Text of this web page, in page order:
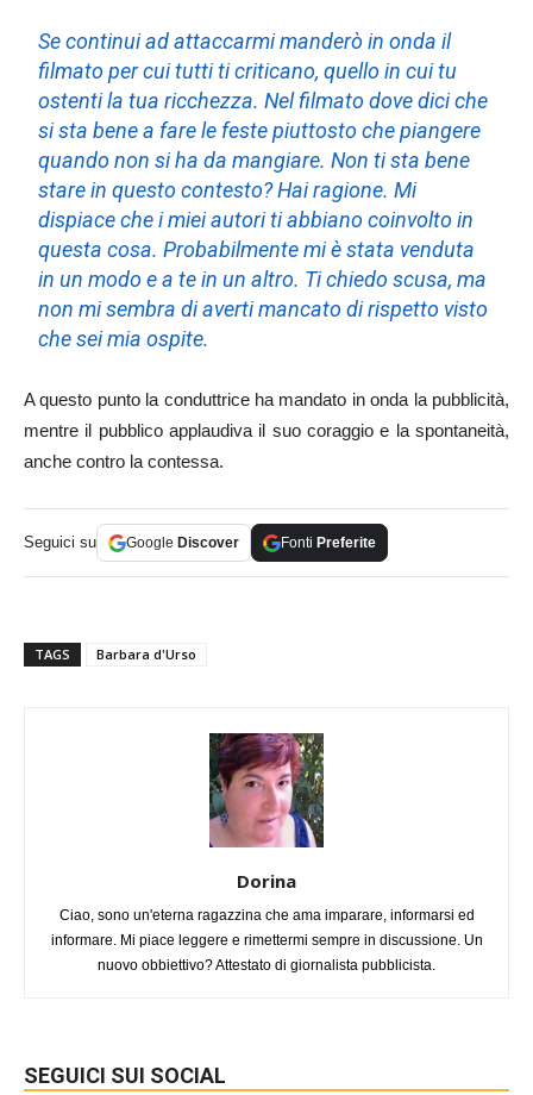
Se continui ad attaccarmi manderò in onda il
filmato per cui tutti ti criticano, quello in cui tu
ostenti la tua ricchezza. Nel filmato dove dici che
si sta bene a fare le feste piuttosto che piangere
quando non si ha da mangiare. Non ti sta bene
stare in questo contesto? Hai ragione. Mi
dispiace che i miei autori ti abbiano coinvolto in
questa cosa. Probabilmente mi è stata venduta
in un modo e a te in un altro. Ti chiedo scusa, ma
non mi sembra di averti mancato di rispetto visto
che sei mia ospite.
A questo punto la conduttrice ha mandato in onda la pubblicità,
mentre il pubblico applaudiva il suo coraggio e la spontaneità,
anche contro la contessa.
Seguici su Google Discover Fonti Preferite
TAGS Barbara d'Urso
Dorina
Ciao, sono un'eterna ragazzina che ama imparare, informarsi ed
informare. Mi piace leggere e rimettermi sempre in discussione. Un
nuovo obbiettivo? Attestato di giornalista pubblicista.
SEGUICI SUI SOCIAL